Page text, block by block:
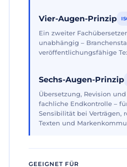
Vier-Augen-Prinzip
Ein zweiter
unabhängig –
veröffentlichungsfähige
Sechs-Augen-Prinzip
Übersetzung, Revision
fachliche Endkontrolle –
Sensibilität bei Verträgen,
Texten und
GEEIGNET FÜR